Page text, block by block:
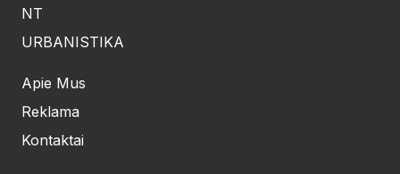
NT
URBANISTIKA
Apie Mus
Reklama
Kontaktai